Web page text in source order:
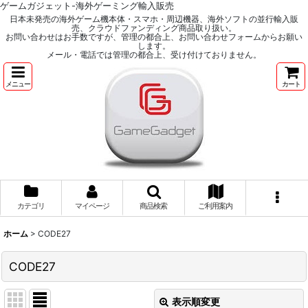
ゲームガジェット-海外ゲーミング輸入販売
日本未発売の海外ゲーム機本体・スマホ・周辺機器、海外ソフトの並行輸入販
売、クラウドファンディング商品取り扱い。
お問い合わせはお手数ですが、管理の都合上、お問い合わせフォームからお願い
します。
メール・電話では管理の都合上、受け付けておりません。
メニュー カート
カテゴリ マイページ 商品検索 ご利用案内
ホーム > CODE27
CODE27
表示順変更